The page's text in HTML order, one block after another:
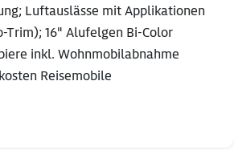
Luftauslässe mit Applikationen
Trim); 16" Alufelgen Bi-Color
inkl. Wohnmobilabnahme
Reisemobile